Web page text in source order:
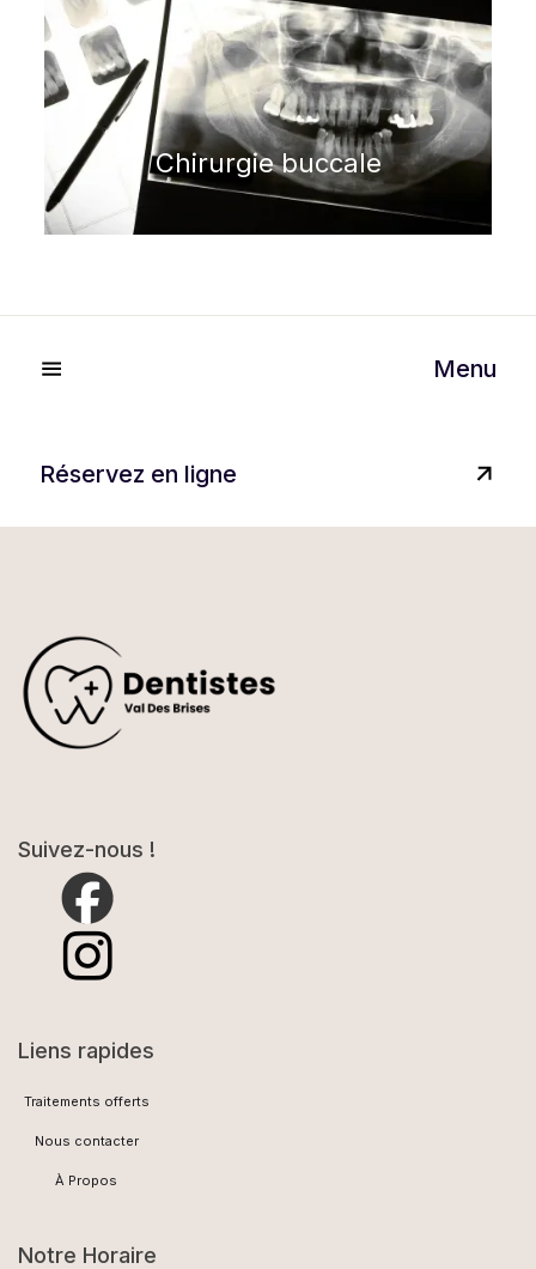
Chirurgie buccale
Menu
Réservez en ligne
Suivez-nous !
Liens rapides
Traitements offerts
Nous contacter
À Propos
Notre Horaire